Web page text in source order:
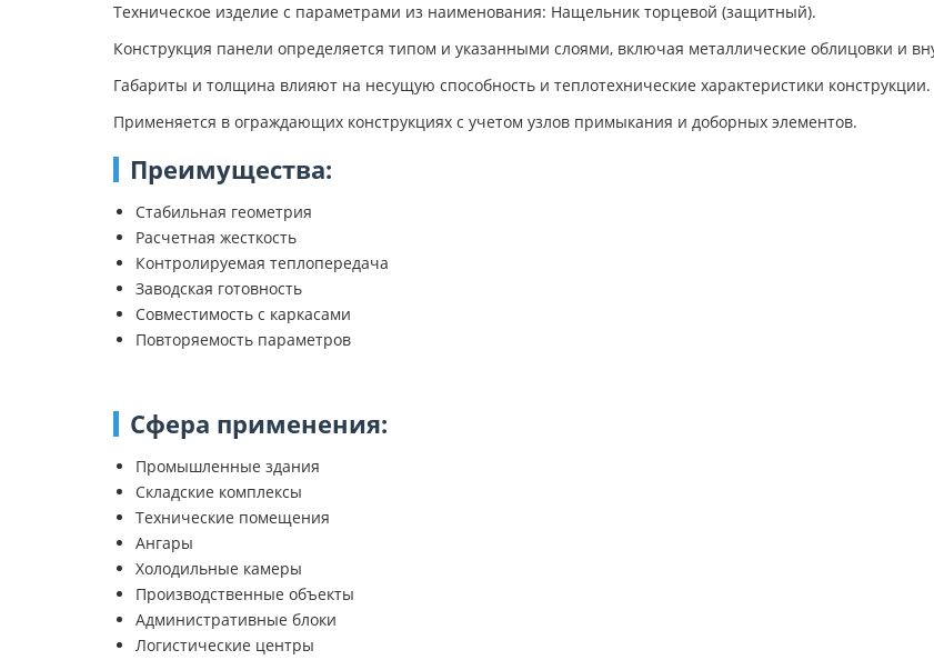
Техническое изделие с параметрами из наименования: Нащельник торцевой (защитный).
Конструкция панели определяется типом и указанными слоями, включая металлические облицовки и
Габариты и толщина влияют на несущую способность и теплотехнические характеристики конструкции.
Применяется в ограждающих конструкциях с учетом узлов примыкания и доборных элементов.
Преимущества:
Стабильная геометрия
Расчетная жесткость
Контролируемая теплопередача
Заводская готовность
Совместимость с каркасами
Повторяемость параметров
Сфера применения:
Промышленные здания
Складские комплексы
Технические помещения
Ангары
Холодильные камеры
Производственные объекты
Административные блоки
Логистические центры